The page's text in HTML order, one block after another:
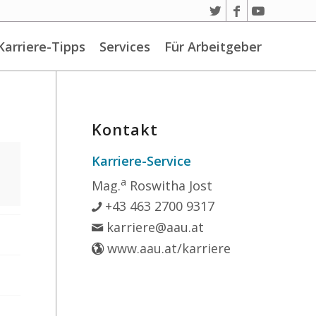
Tipps Services Für Arbeitgeber
Kontakt
Karriere-Service
Mag.a Roswitha Jost
+43 463 2700 9317
karriere@aau.at
www.aau.at/karriere